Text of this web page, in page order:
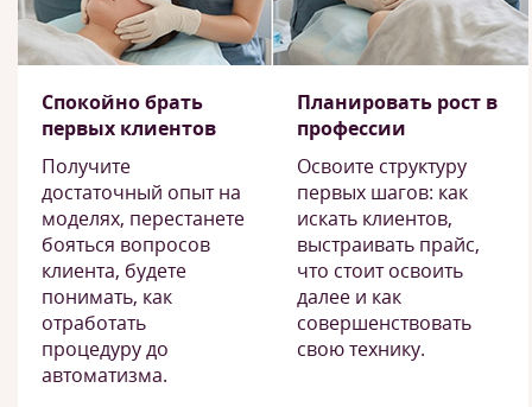
Спокойно брать
первых клиентов
Получите
достаточный опыт на
моделях, перестанете
бояться вопросов
клиента, будете
понимать, как
отработать
процедуру до
автоматизма.
Планировать рост в
профессии
Освоите структуру
первых шагов: как
искать клиентов,
выстраивать прайс,
что стоит освоить
далее и как
совершенствовать
свою технику.